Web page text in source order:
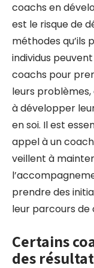
coachs en
est le risque de
méthodes qu’ils
individus
coachs pour
leurs
à développer
en soi. Il est
appel à un
veillent à
prendre des
leur parcours de
Certains
des